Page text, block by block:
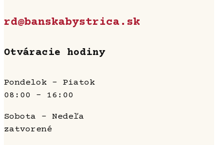
rd@banskabystrica.sk
Otváracie hodiny
Pondelok - Piatok
08:00 - 16:00
Sobota - Nedeľa
zatvorené